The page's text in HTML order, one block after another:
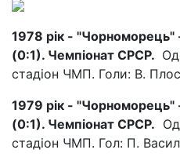
1978 рік -
(0:1). Чемпіонат СРСР.
стадіон ЧМП. Голи: В.
1979 рік - "Чорноморець"
(0:1). Чемпіонат СРСР.
стадіон ЧМП. Гол: П.